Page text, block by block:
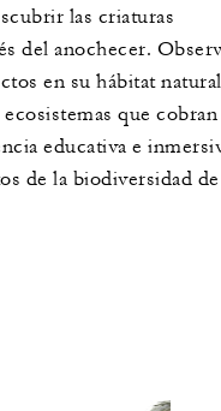
las criaturas
del anochecer.
en su hábitat
que cobran
educativa e
de la biodiversidad de